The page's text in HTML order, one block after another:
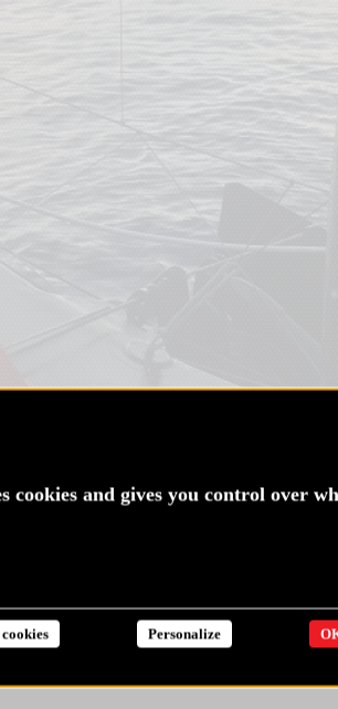
l’évolution du Pot-au-noir de très
cookies and gives you control over
Personalize